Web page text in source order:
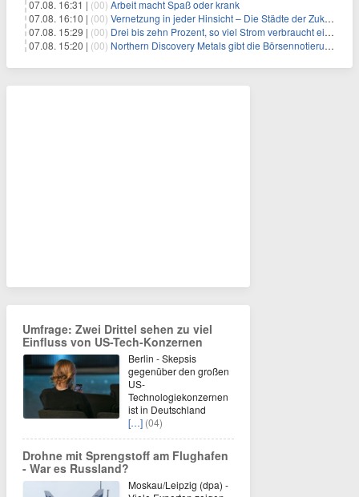
07.08. 16:31 | (00) Arbeit macht Spaß oder krank
07.08. 16:10 | (00) Vernetzung in jeder Hinsicht – Die Städte der Zukunft sind grün-blau
07.08. 15:29 | (00) Drei bis zehn Prozent, so viel Strom verbraucht ein Aufzug im Gebäude
07.08. 15:20 | (00) Northern Discovery Metals gibt die Börsennotierung an der Frankfurter Wertpapierbörse bekannt
Umfrage: Zwei Drittel sehen zu viel
Einfluss von US-Tech-Konzernen
Berlin - Skepsis
gegenüber den großen
US-
Technologiekonzernen
ist in Deutschland
[…] (04)
Drohne mit Sprengstoff am Flughafen
- War es Russland?
Moskau/Leipzig (dpa) -